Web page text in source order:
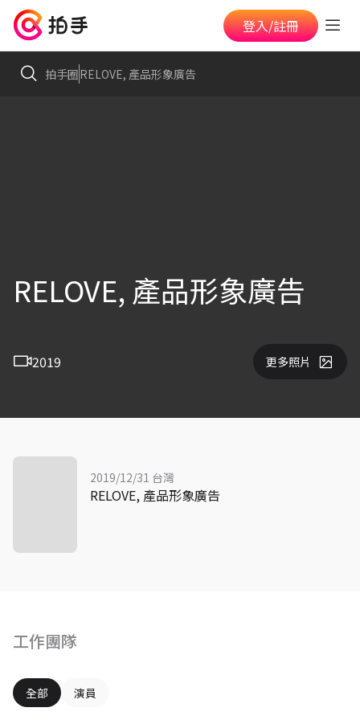
登入/註冊
拍手圈RELOVE, 產品形象廣告
RELOVE, 產品形象廣告
2019 更多照片
工作團隊
全部 演員
2019/12/31 台灣
RELOVE, 產品形象廣告